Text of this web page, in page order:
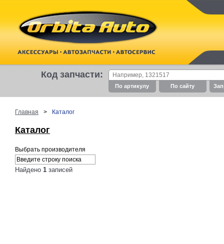
Код запчасти:
По артикулу По cайту
Главная > Каталог
Каталог
Выбрать производителя
Найдено 1 записей